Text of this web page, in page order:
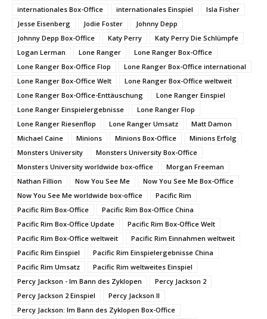
internationales Box-Office
internationales Einspiel
Isla Fisher
Jesse Eisenberg
Jodie Foster
Johnny Depp
Johnny Depp Box-Office
Katy Perry
Katy Perry Die Schlümpfe
Logan Lerman
Lone Ranger
Lone Ranger Box-Office
Lone Ranger Box-Office Flop
Lone Ranger Box-Office international
Lone Ranger Box-Office Welt
Lone Ranger Box-Office weltweit
Lone Ranger Box-Office-Enttäuschung
Lone Ranger Einspiel
Lone Ranger Einspielergebnisse
Lone Ranger Flop
Lone Ranger Riesenflop
Lone Ranger Umsatz
Matt Damon
Michael Caine
Minions Minions Box-Office
Minions Erfolg
Monsters University
Monsters University Box-Office
Monsters University worldwide box-office
Morgan Freeman
Nathan Fillion
Now You See Me
Now You See Me Box-Office
Now You See Me worldwide box-office
Pacific Rim
Pacific Rim Box-Office
Pacific Rim Box-Office China
Pacific Rim Box-Office Update
Pacific Rim Box-Office Welt
Pacific Rim Box-Office weltweit
Pacific Rim Einnahmen weltweit
Pacific Rim Einspiel
Pacific Rim Einspielergebnisse China
Pacific Rim Umsatz
Pacific Rim weltweites Einspiel
Percy Jackson - Im Bann des Zyklopen
Percy Jackson 2
Percy Jackson 2 Einspiel
Percy Jackson II
Percy Jackson: Im Bann des Zyklopen Box-Office